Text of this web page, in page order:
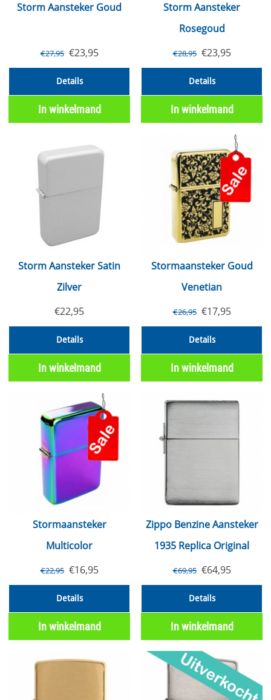
Storm Aansteker Goud
€27,95 €23,95
Details
In winkelmand
Storm Aansteker
Rosegoud
€28,95 €23,95
Details
In winkelmand
Storm Aansteker Satin
Zilver
€22,95
Details
In winkelmand
Stormaansteker Goud
Venetian
€26,95 €17,95
Details
In winkelmand
Stormaansteker
Multicolor
€22,95 €16,95
Details
In winkelmand
Zippo Benzine Aansteker
1935 Replica Original
€69,95 €64,95
Details
In winkelmand